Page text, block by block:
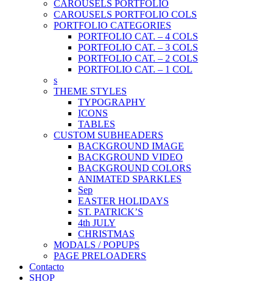
CAROUSELS PORTFOLIO
CAROUSELS PORTFOLIO COLS
PORTFOLIO CATEGORIES
PORTFOLIO CAT. – 4 COLS
PORTFOLIO CAT. – 3 COLS
PORTFOLIO CAT. – 2 COLS
PORTFOLIO CAT. – 1 COL
s
THEME STYLES
TYPOGRAPHY
ICONS
TABLES
CUSTOM SUBHEADERS
BACKGROUND IMAGE
BACKGROUND VIDEO
BACKGROUND COLORS
ANIMATED SPARKLES
Sep
EASTER HOLIDAYS
ST. PATRICK’S
4th JULY
CHRISTMAS
MODALS / POPUPS
PAGE PRELOADERS
Contacto
SHOP